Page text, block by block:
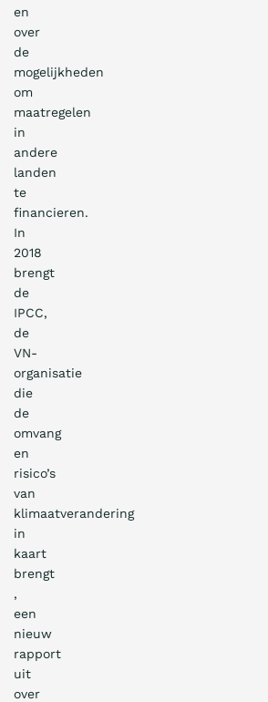
en
over
de
mogelijkheden
om
maatregelen
in
andere
landen
te
financieren.
In
2018
brengt
de
IPCC,
de
VN-
organisatie
die
de
omvang
en
risico’s
van
klimaatverandering
in
kaart
brengt
,
een
nieuw
rapport
uit
over